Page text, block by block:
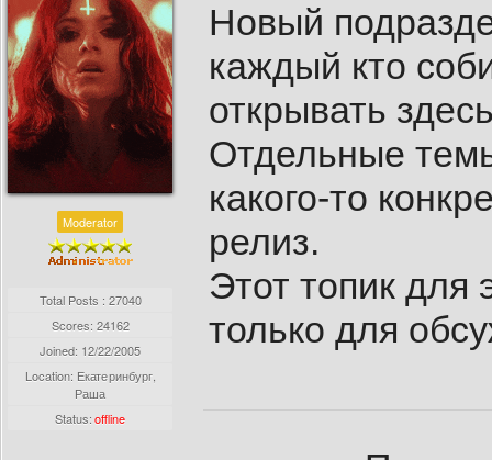
Moderator
Total Posts : 27040
Scores: 24162
Joined: 12/22/2005
Location: Екатеринбург,
Раша
Status:offline
Новый
каждый кто
открывать
Отдельные
какого-то
релиз.
Этот топик для
только для